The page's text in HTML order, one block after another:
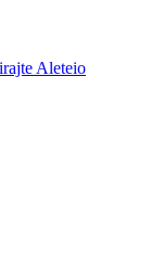
Aleteio